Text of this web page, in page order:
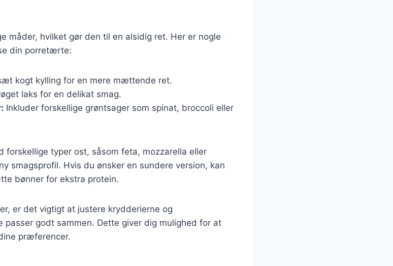
måder, hvilket gør den til en alsidig ret. Her er nogle
din porretærte:
kogt kylling for en mere mættende ret.
laks for en delikat smag.
Inkluder forskellige grøntsager som spinat, broccoli eller
forskellige typer ost, såsom feta, mozzarella eller
smagsprofil. Hvis du ønsker en sundere version, kan
bønner for ekstra protein.
er det vigtigt at justere krydderierne og
passer godt sammen. Dette giver dig mulighed for at
præferencer.